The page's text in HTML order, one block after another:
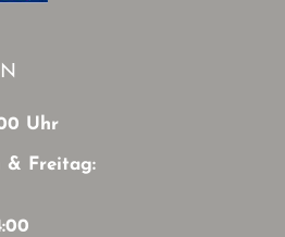
Uhr
& Freitag: